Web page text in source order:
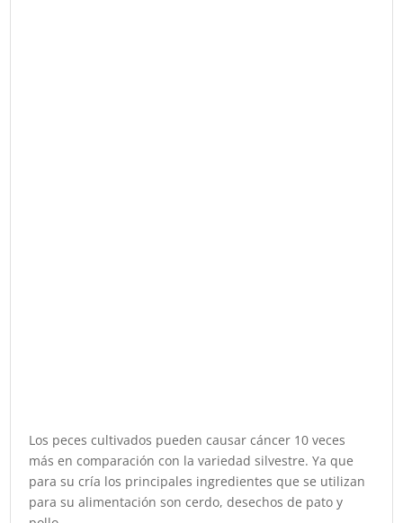
Los peces cultivados pueden causar cáncer 10 veces
más en comparación con la variedad silvestre. Ya que
para su cría los principales ingredientes que se utilizan
para su alimentación son cerdo, desechos de pato y